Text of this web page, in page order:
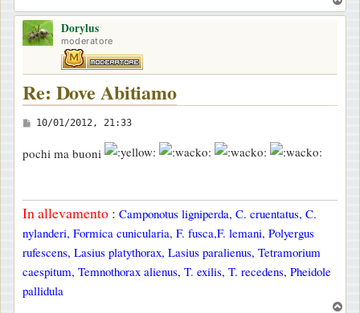
o
Dorylus
moderatore
Re: Dove Abitiamo
M
s
a
g
g
i
o
10/01/2012, 21:33
pochi ma buoni
In allevamento : Camponotus ligniperda, C. cruentatus, C.
nylanderi, Formica cunicularia, F. fusca,F. lemani, Polyergus
rufescens, Lasius platythorax, Lasius paralienus, Tetramorium
caespitum, Temnothorax alienus, T. exilis, T. recedens, Pheidole
pallidula